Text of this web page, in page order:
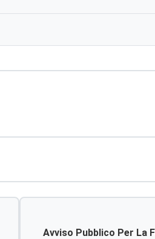
Avviso Pubblico Per La